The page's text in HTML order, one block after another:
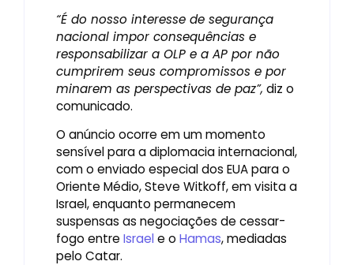
“É do nosso interesse de segurança
nacional impor consequências e
responsabilizar a OLP e a AP por não
cumprirem seus compromissos e por
minarem as perspectivas de paz”, diz o
comunicado.
O anúncio ocorre em um momento
sensível para a diplomacia internacional,
com o enviado especial dos EUA para o
Oriente Médio, Steve Witkoff, em visita a
Israel, enquanto permanecem
suspensas as negociações de cessar-
fogo entre Israel e o Hamas, mediadas
pelo Catar.